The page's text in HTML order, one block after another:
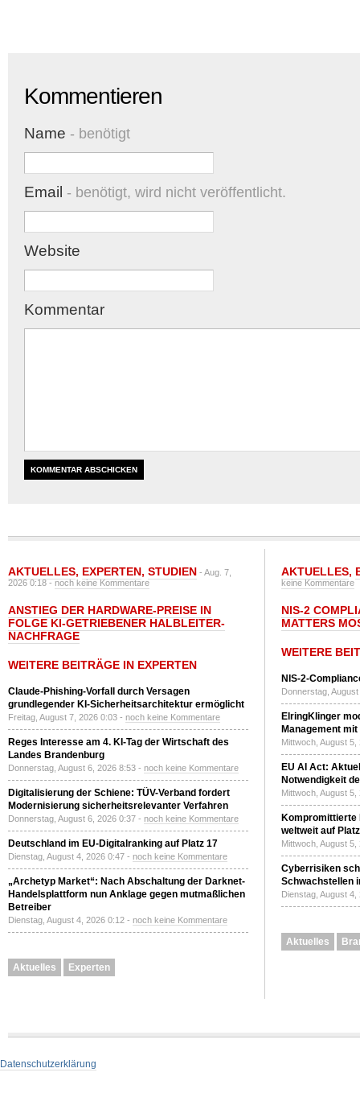
Kommentieren
Name - benötigt
Email - benötigt, wird nicht veröffentlicht.
Website
Kommentar
AKTUELLES, EXPERTEN, STUDIEN - Aug. 7,
2026 0:18 -noch keine Kommentare
ANSTIEG DER HARDWARE-PREISE IN
FOLGE KI-GETRIEBENER HALBLEITER-
NACHFRAGE
WEITERE BEITRÄGE IN EXPERTEN
Claude-Phishing-Vorfall durch Versagen
grundlegender KI-Sicherheitsarchitektur ermöglicht
Freitag, August 7, 2026 0:03 - noch keine Kommentare
Reges Interesse am 4. KI-Tag der Wirtschaft des
Landes Brandenburg
Donnerstag, August 6, 2026 8:53 - noch keine Kommentare
Digitalisierung der Schiene: TÜV-Verband fordert
Modernisierung sicherheitsrelevanter Verfahren
Donnerstag, August 6, 2026 0:37 - noch keine Kommentare
Deutschland im EU-Digitalranking auf Platz 17
Dienstag, August 4, 2026 0:47 - noch keine Kommentare
„Archetyp Market“: Nach Abschaltung der Darknet-
Handelsplattform nun Anklage gegen mutmaßlichen
Betreiber
Dienstag, August 4, 2026 0:12 - noch keine Kommentare
Aktuelles Experten
AKTUELLES,
keine Kommentare
NIS-2
MATTERS
WEITERE
NIS-2-
Donnerstag,
ElringKlinger
Management
Mittwoch, August
EU AI Act:
Notwendigkeit
Mittwoch, August
Kompromittierte
weltweit auf
Mittwoch, August
Cyberrisiken
Schwachstellen
Dienstag, August
Aktuelles
Datenschutzerklärung